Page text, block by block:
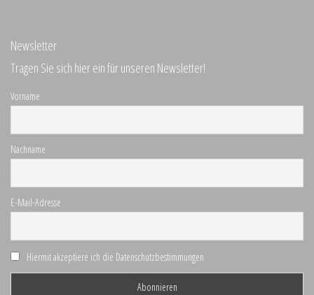
Newsletter
Tragen Sie sich hier ein für unseren Newsletter!
Vorname
Nachname
E-Mail-Adresse
Hiermit akzeptiere ich die Datenschutzbestimmungen